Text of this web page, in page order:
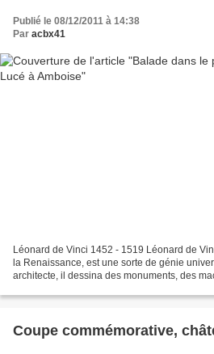
Publié le 08/12/2011 à 14:38
Par acbx41
Léonard de Vinci 1452 - 1519 Léonard de
la Renaissance, est une sorte de génie
architecte, il dessina des monuments, des
Coupe commémorative,